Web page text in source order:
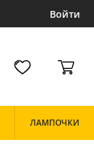
Войти
ЛАМПОЧКИ